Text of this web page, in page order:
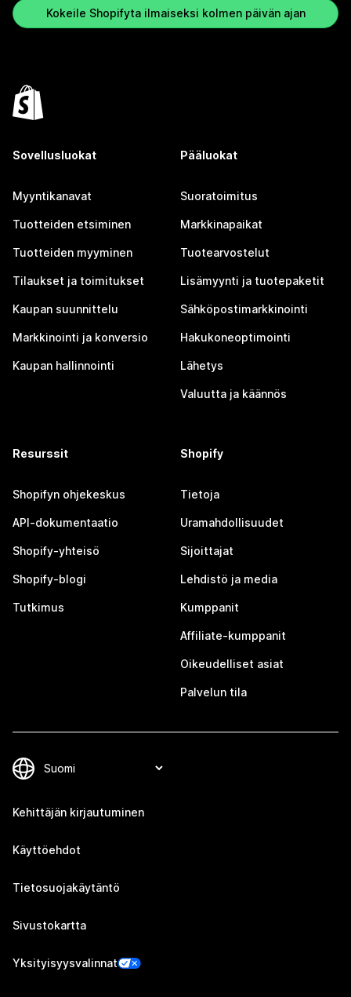
Kokeile Shopifyta ilmaiseksi kolmen päivän ajan
Sovellusluokat
Myyntikanavat
Tuotteiden etsiminen
Tuotteiden myyminen
Tilaukset ja toimitukset
Kaupan suunnittelu
Markkinointi ja konversio
Kaupan hallinnointi
Pääluokat
Suoratoimitus
Markkinapaikat
Tuotearvostelut
Lisämyynti ja tuotepaketit
Sähköpostimarkkinointi
Hakukoneoptimointi
Lähetys
Valuutta ja käännös
Resurssit
Shopifyn ohjekeskus
API-dokumentaatio
Shopify-yhteisö
Shopify-blogi
Tutkimus
Shopify
Tietoja
Uramahdollisuudet
Sijoittajat
Lehdistö ja media
Kumppanit
Affiliate-kumppanit
Oikeudelliset asiat
Palvelun tila
Kehittäjän kirjautuminen
Käyttöehdot
Tietosuojakäytäntö
Sivustokartta
Yksityisyysvalinnat